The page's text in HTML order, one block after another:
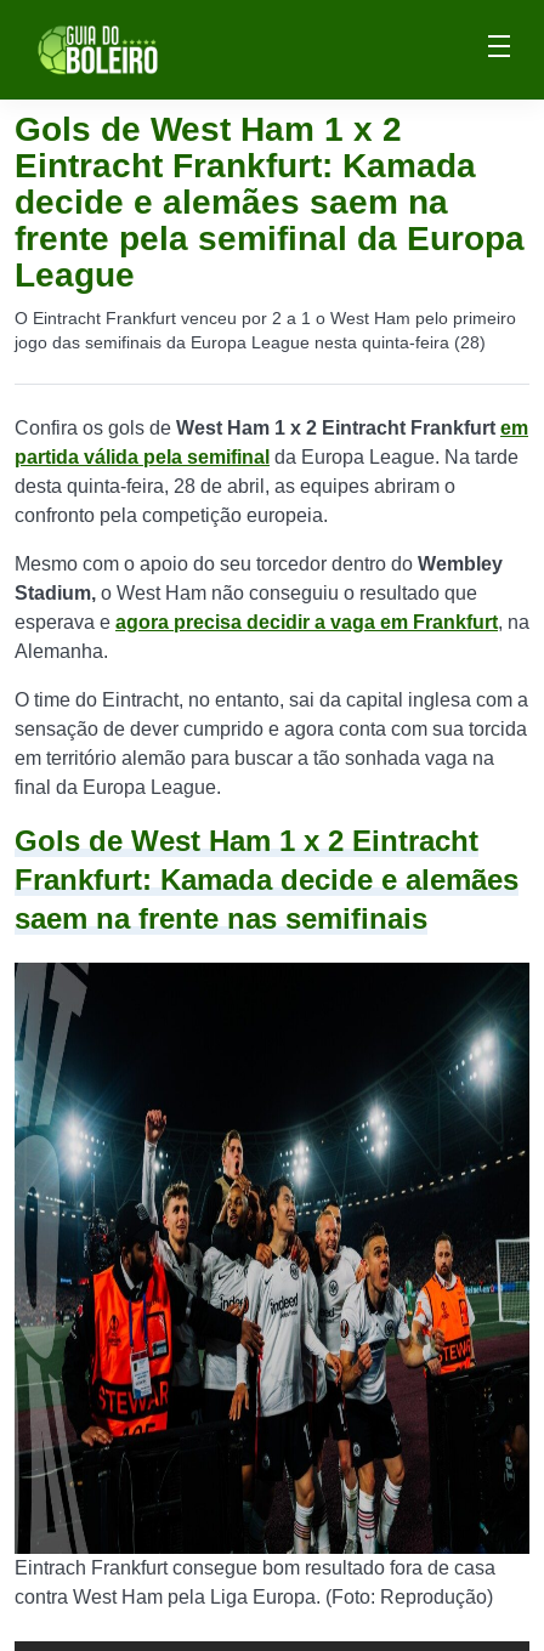
Gols de West Ham 1 x 2
Eintracht Frankfurt: Kamada
decide e alemães saem na
frente pela semifinal da Europa
League
O Eintracht Frankfurt venceu por 2 a 1 o West Ham pelo primeiro
jogo das semifinais da Europa League nesta quinta-feira (28)
Confira os gols de West Ham 1 x 2 Eintracht Frankfurt em
partida válida pela semifinal da Europa League. Na tarde
desta quinta-feira, 28 de abril, as equipes abriram o
confronto pela competição europeia.
Mesmo com o apoio do seu torcedor dentro do Wembley
Stadium, o West Ham não conseguiu o resultado que
esperava e agora precisa decidir a vaga em Frankfurt, na
Alemanha.
O time do Eintracht, no entanto, sai da capital inglesa com a
sensação de dever cumprido e agora conta com sua torcida
em território alemão para buscar a tão sonhada vaga na
final da Europa League.
Gols de West Ham 1 x 2 Eintracht
Frankfurt: Kamada decide e alemães
saem na frente nas semifinais
Eintrach Frankfurt consegue bom resultado fora de casa
contra West Ham pela Liga Europa. (Foto: Reprodução)